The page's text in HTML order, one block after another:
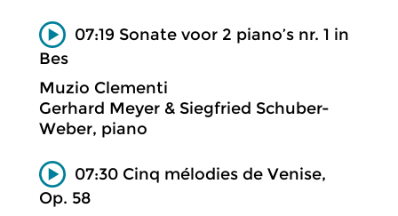
07:19 Sonate voor 2 piano’s nr. 1 in
Bes
Muzio Clementi
Gerhard Meyer & Siegfried Schuber-
Weber, piano
07:30 Cinq mélodies de Venise,
Op. 58